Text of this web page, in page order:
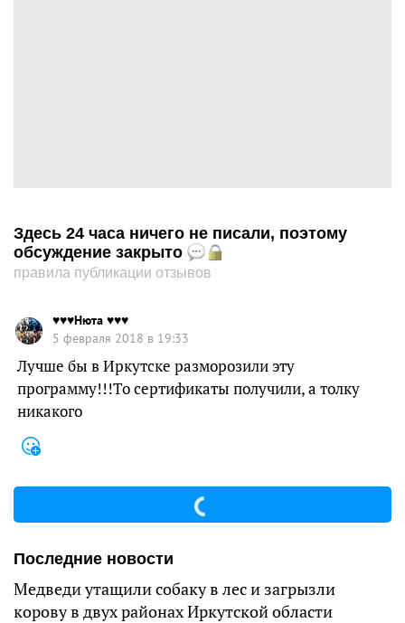
Здесь 24 часа ничего не писали, поэтому
обсуждение закрыто
правила публикации отзывов
♥♥♥Нюта ♥♥♥
5 февраля 2018 в 19:33
Лучше бы в Иркутске разморозили эту
программу!!!То сертификаты получили, а толку
никакого
Последние новости
Медведи утащили собаку в лес и загрызли
корову в двух районах Иркутской области